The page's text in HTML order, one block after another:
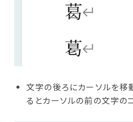
文字の後ろにカーソルを移
るとカーソルの前の文字の